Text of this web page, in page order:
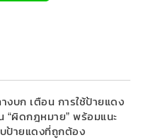
งบก เตือน การใช้ป้ายแดง
“ผิดกฎหมาย” พร้อมแนะ
ป้ายแดงที่ถูกต้อง